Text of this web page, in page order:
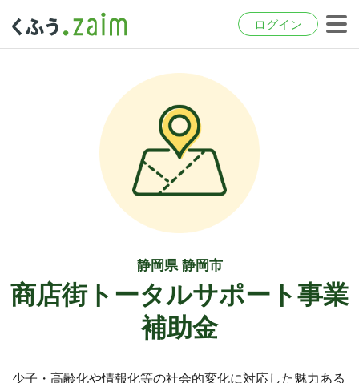
ログイン
静岡県 静岡市
商店街トータルサポート事業
補助金
少子・高齢化や情報化等の社会的変化に対応した魅力ある